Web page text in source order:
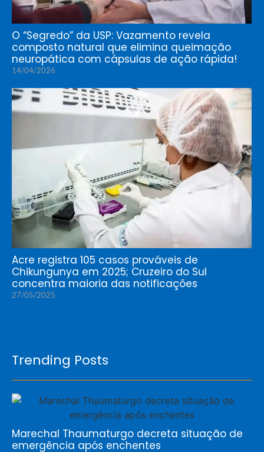
O “Segredo” da USP: Vazamento revela
composto natural que elimina queimação
neuropática com cápsulas de ação rápida!
14/04/2026
Acre registra 105 casos prováveis de
Chikungunya em 2025; Cruzeiro do Sul
concentra maioria das notificações
27/05/2025
Trending Posts
Marechal Thaumaturgo decreta situação de
emergência após enchentes